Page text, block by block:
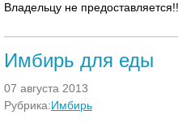
Владельцу не
Имбирь для еды
07 августа 2013
Рубрика:Имбирь